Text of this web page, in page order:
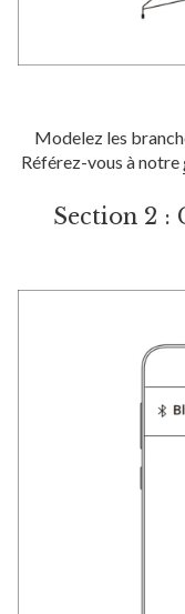
Modelez les
Référez-vous à notre
Section 2 :